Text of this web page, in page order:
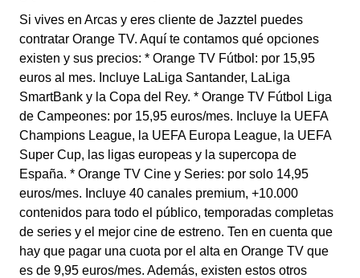
Si vives en Arcas y eres cliente de Jazztel puedes
contratar Orange TV. Aquí te contamos qué opciones
existen y sus precios: * Orange TV Fútbol: por 15,95
euros al mes. Incluye LaLiga Santander, LaLiga
SmartBank y la Copa del Rey. * Orange TV Fútbol Liga
de Campeones: por 15,95 euros/mes. Incluye la UEFA
Champions League, la UEFA Europa League, la UEFA
Super Cup, las ligas europeas y la supercopa de
España. * Orange TV Cine y Series: por solo 14,95
euros/mes. Incluye 40 canales premium, +10.000
contenidos para todo el público, temporadas completas
de series y el mejor cine de estreno. Ten en cuenta que
hay que pagar una cuota por el alta en Orange TV que
es de 9,95 euros/mes. Además, existen estos otros